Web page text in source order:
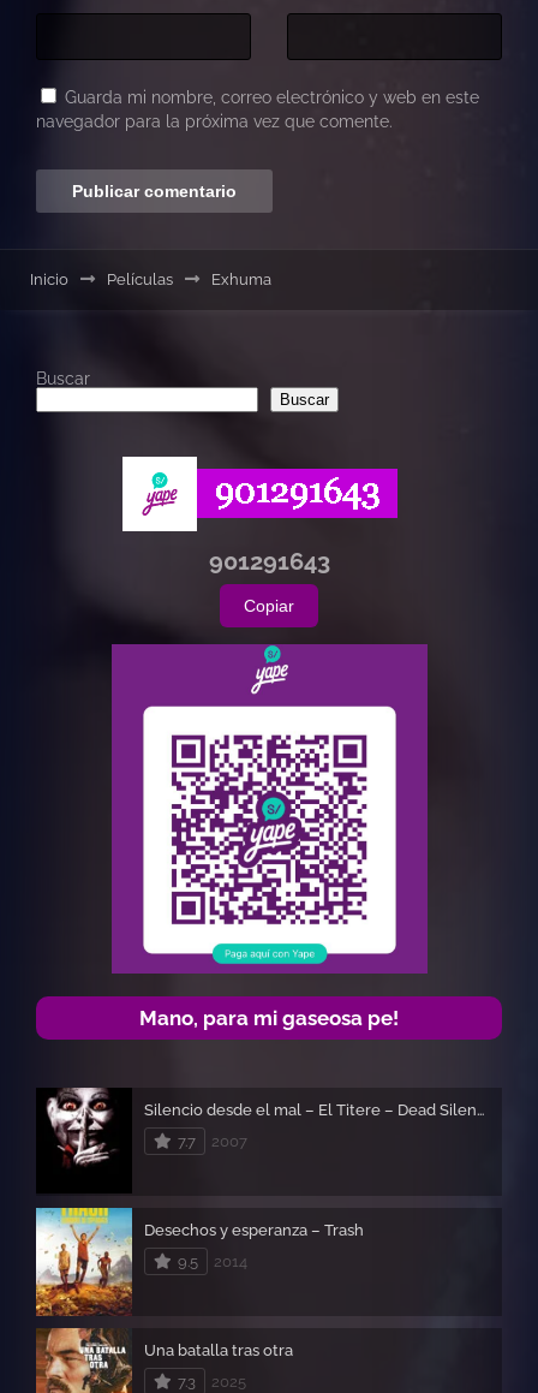
Guarda mi nombre, correo electrónico y web en este
navegador para la próxima vez que comente.
Inicio Películas Exhuma
Buscar
Buscar
901291643
Copiar
Mano, para mi gaseosa pe!
Silencio desde el mal – El Titere – Dead Silence
7.7
2007
Desechos y esperanza – Trash
9.5
2014
Una batalla tras otra
7.3
2025